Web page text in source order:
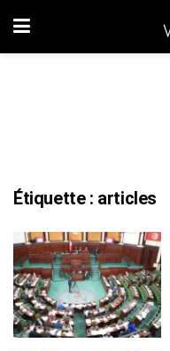
Étiquette : articles